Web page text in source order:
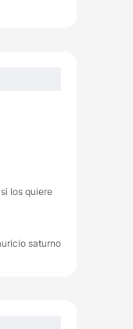
los quiere
saturno